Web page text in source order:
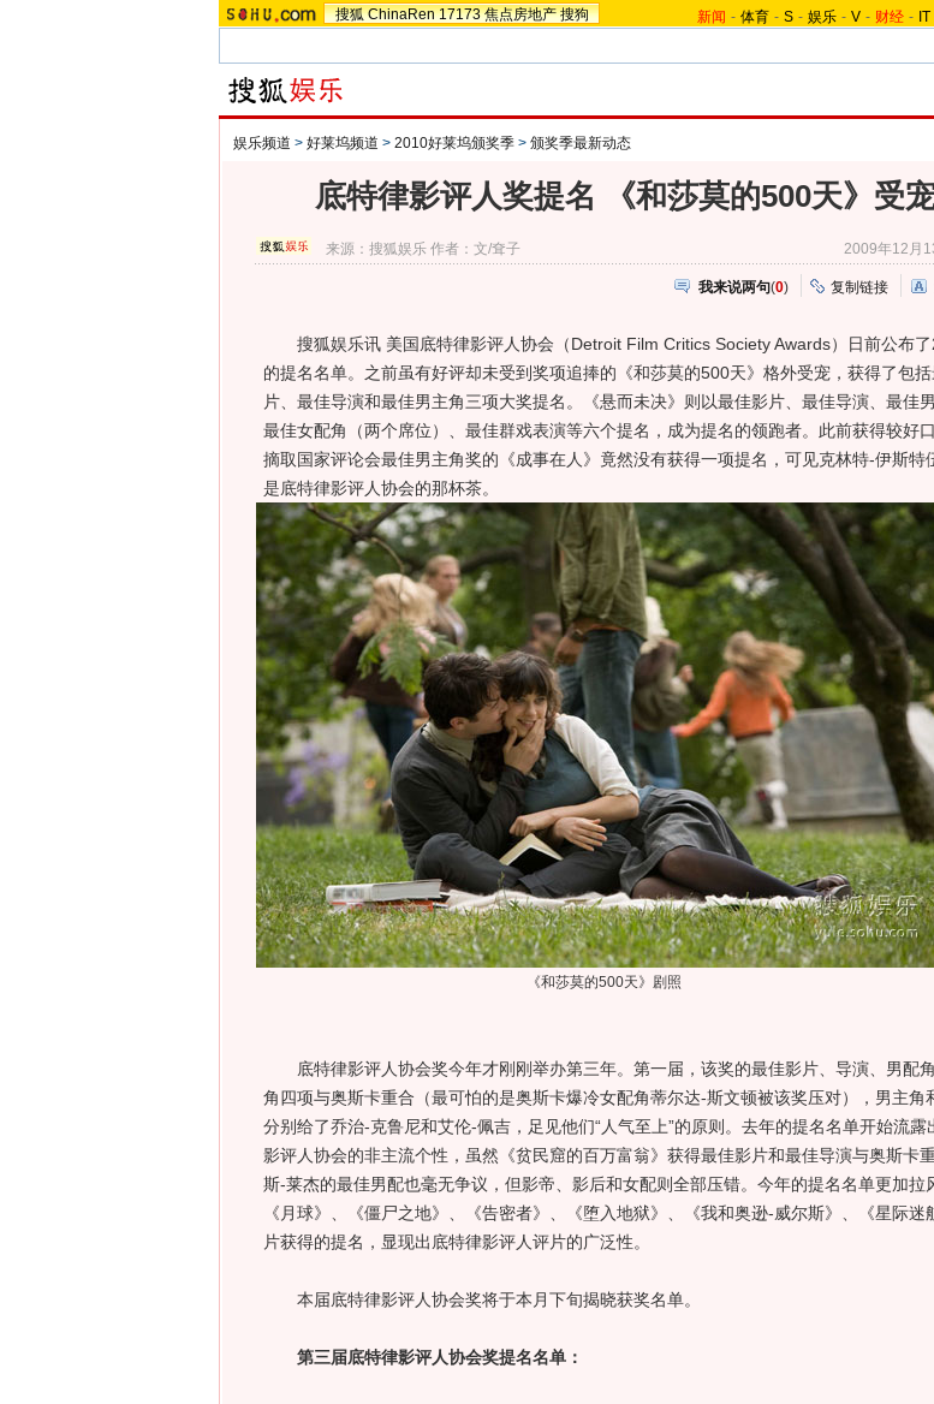
搜狐 ChinaRen 17173 焦点房地产 搜狗 新闻 - 体育 - S - 娱乐 - V - 财经 - IT
娱乐频道 > 好莱坞频道 > 2010好莱坞颁奖季 > 颁奖季最新动态
底特律影评人奖提名 《和莎莫的500天》受
来源：搜狐娱乐 作者：文/耷子 2009年12月
我来说两句(0) 复制链接
搜狐娱乐讯 美国底特律影评人协会（Detroit Film Critics Society Awards）日前公布了
的提名名单。之前虽有好评却未受到奖项追捧的《和莎莫的500天》格外受宠，获得了包
片、最佳导演和最佳男主角三项大奖提名。《悬而未决》则以最佳影片、最佳导演、最佳男
最佳女配角（两个席位）、最佳群戏表演等六个提名，成为提名的领跑者。此前获得较好
摘取国家评论会最佳男主角奖的《成事在人》竟然没有获得一项提名，可见克林特-伊斯特
是底特律影评人协会的那杯茶。
《和莎莫的500天》剧照
底特律影评人协会奖今年才刚刚举办第三年。第一届，该奖的最佳影片、导演、男配
角四项与奥斯卡重合（最可怕的是奥斯卡爆冷女配角蒂尔达-斯文顿被该奖压对），男主角
分别给了乔治-克鲁尼和艾伦-佩吉，足见他们“人气至上”的原则。去年的提名名单开始流露
影评人协会的非主流个性，虽然《贫民窟的百万富翁》获得最佳影片和最佳导演与奥斯卡
斯-莱杰的最佳男配也毫无争议，但影帝、影后和女配则全部压错。今年的提名名单更加拉
《月球》、《僵尸之地》、《告密者》、《堕入地狱》、《我和奥逊-威尔斯》、《星际迷
片获得的提名，显现出底特律影评人评片的广泛性。
本届底特律影评人协会奖将于本月下旬揭晓获奖名单。
第三届底特律影评人协会奖提名名单：